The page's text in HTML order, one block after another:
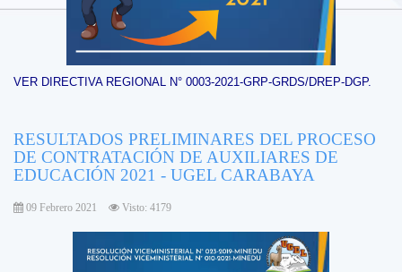
VER DIRECTIVA REGIONAL N° 0003-2021-GRP-GRDS/DREP-DGP.
RESULTADOS PRELIMINARES DEL PROCESO
DE CONTRATACIÓN DE AUXILIARES DE
EDUCACIÓN 2021 - UGEL CARABAYA
09 Febrero 2021 Visto: 4179